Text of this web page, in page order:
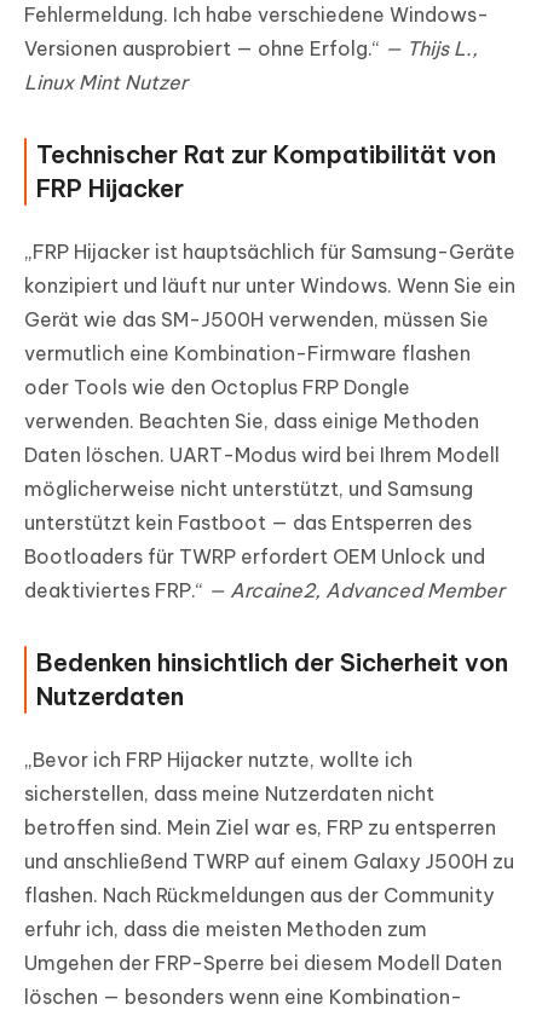
Fehlermeldung. Ich habe verschiedene Windows-
Versionen ausprobiert — ohne Erfolg.“ — Thijs L.,
Linux Mint Nutzer
Technischer Rat zur Kompatibilität von
FRP Hijacker
„FRP Hijacker ist hauptsächlich für Samsung-Geräte
konzipiert und läuft nur unter Windows. Wenn Sie ein
Gerät wie das SM-J500H verwenden, müssen Sie
vermutlich eine Kombination-Firmware flashen
oder Tools wie den Octoplus FRP Dongle
verwenden. Beachten Sie, dass einige Methoden
Daten löschen. UART-Modus wird bei Ihrem Modell
möglicherweise nicht unterstützt, und Samsung
unterstützt kein Fastboot — das Entsperren des
Bootloaders für TWRP erfordert OEM Unlock und
deaktiviertes FRP.“ — Arcaine2, Advanced Member
Bedenken hinsichtlich der Sicherheit von
Nutzerdaten
„Bevor ich FRP Hijacker nutzte, wollte ich
sicherstellen, dass meine Nutzerdaten nicht
betroffen sind. Mein Ziel war es, FRP zu entsperren
und anschließend TWRP auf einem Galaxy J500H zu
flashen. Nach Rückmeldungen aus der Community
erfuhr ich, dass die meisten Methoden zum
Umgehen der FRP-Sperre bei diesem Modell Daten
löschen — besonders wenn eine Kombination-